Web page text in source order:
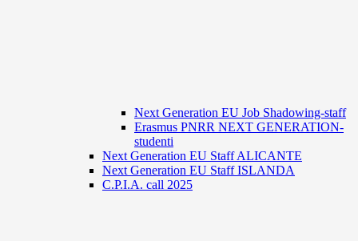
Next Generation EU Job Shadowing-staff
Erasmus PNRR NEXT GENERATION-
studenti
Next Generation EU Staff ALICANTE
Next Generation EU Staff ISLANDA
C.P.I.A. call 2025